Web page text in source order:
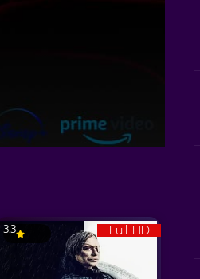
Full HD
3.3